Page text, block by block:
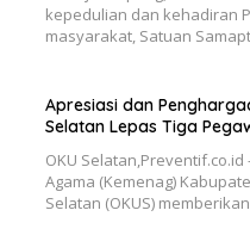
kepedulian dan kehadiran
masyarakat, Satuan
Apresiasi dan
Selatan Lepas Tiga
OKU
Agama (Kemenag)
Selatan (OKUS)